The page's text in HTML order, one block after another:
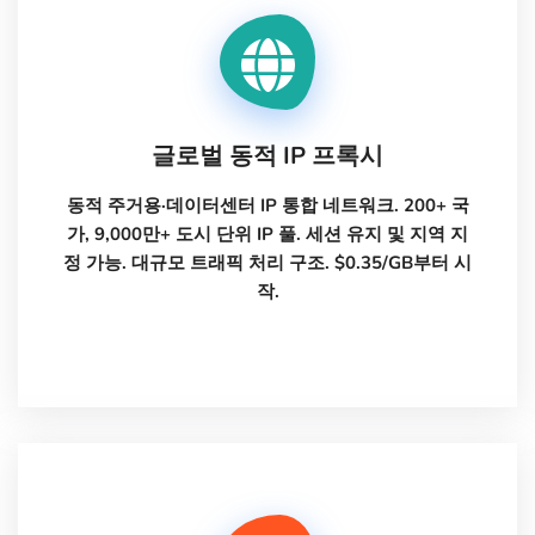
글로벌 동적 IP 프록시
동적 주거용·데이터센터 IP 통합 네트워크. 200+ 국
가, 9,000만+ 도시 단위 IP 풀. 세션 유지 및 지역 지
정 가능. 대규모 트래픽 처리 구조. $0.35/GB부터 시
작.